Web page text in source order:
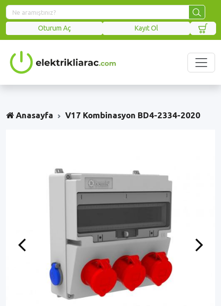
Oturum Aç Kayıt Ol
Anasayfa V17 Kombinasyon BD4-2334-2020
Previous Next